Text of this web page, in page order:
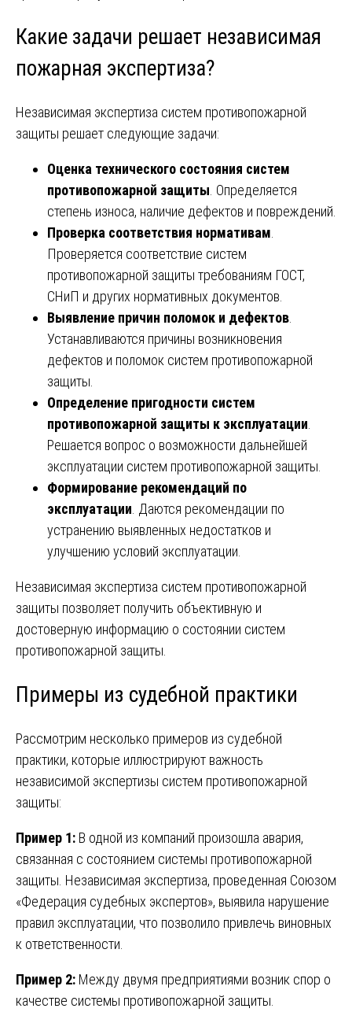
Какие задачи решает независимая
пожарная экспертиза?
Независимая экспертиза систем противопожарной
защиты решает следующие задачи:
Оценка технического состояния систем
противопожарной защиты . Определяется
степень износа, наличие дефектов и повреждений.
Проверка соответствия нормативам
Проверяется соответствие систем
противопожарной защиты требованиям ГОСТ,
СНиП и других нормативных документов.
Выявление причин поломок и дефектов
Устанавливаются причины возникновения
дефектов и поломок систем противопожарной
защиты.
Определение пригодности систем
противопожарной защиты к эксплуатации
Решается вопрос о возможности дальнейшей
эксплуатации систем противопожарной защиты.
Формирование рекомендаций по
эксплуатации . Даются рекомендации по
устранению выявленных недостатков и
улучшению условий эксплуатации.
Независимая экспертиза систем противопожарной
защиты позволяет получить объективную и
достоверную информацию о состоянии систем
противопожарной защиты.
Примеры из судебной практики
Рассмотрим несколько примеров из судебной
практики, которые иллюстрируют важность
независимой экспертизы систем противопожарной
защиты:
Пример 1: В одной из компаний произошла авария,
связанная с состоянием системы противопожарной
защиты. Независимая экспертиза, проведенная Союзом
«Федерация судебных экспертов», выявила нарушение
правил эксплуатации, что позволило привлечь виновных
к ответственности.
Пример 2: Между двумя предприятиями возник спор о
качестве системы противопожарной защиты.